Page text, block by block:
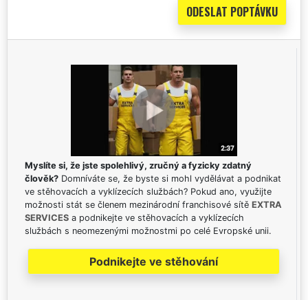
Myslíte si, že jste spolehlivý, zručný a fyzicky zdatný
člověk? Domníváte se, že byste si mohl vydělávat a podnikat
ve stěhovacích a vyklízecích službách? Pokud ano, využijte
možnosti stát se členem mezinárodní franchisové sítě EXTRA
SERVICES a podnikejte ve stěhovacích a vyklízecích
službách s neomezenými možnostmi po celé Evropské unii.
Podnikejte ve stěhování